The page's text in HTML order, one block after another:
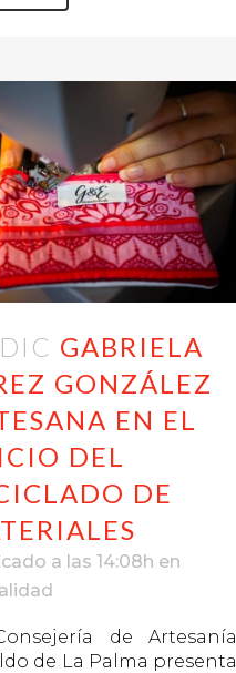
GABRIELA
GONZÁLEZ
EN EL
DEL
DE
a las 14:08h en
de Artesanía
de La Palma presenta